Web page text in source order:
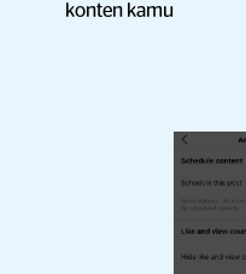
konten kamu